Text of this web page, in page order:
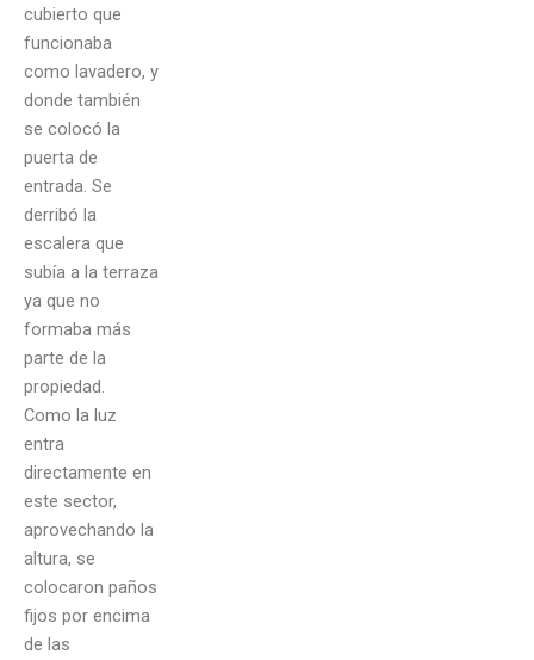
cubierto que
funcionaba
como lavadero, y
donde también
se colocó la
puerta de
entrada. Se
derribó la
escalera que
subía a la terraza
ya que no
formaba más
parte de la
propiedad.
Como la luz
entra
directamente en
este sector,
aprovechando la
altura, se
colocaron paños
fijos por encima
de las